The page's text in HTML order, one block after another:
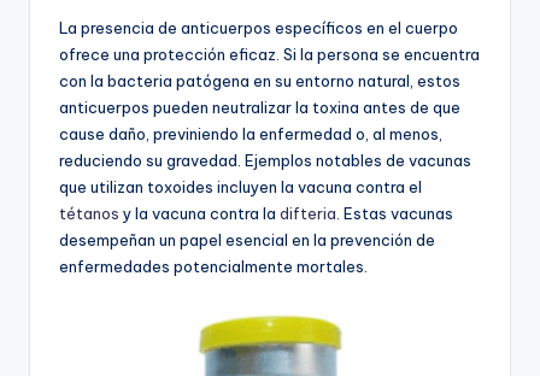
La presencia de anticuerpos específicos en el cuerpo
ofrece una protección eficaz. Si la persona se encuentra
con la bacteria patógena en su entorno natural, estos
anticuerpos pueden neutralizar la toxina antes de que
cause daño, previniendo la enfermedad o, al menos,
reduciendo su gravedad. Ejemplos notables de vacunas
que utilizan toxoides incluyen la vacuna contra el
tétanos y la vacuna contra la difteria. Estas vacunas
desempeñan un papel esencial en la prevención de
enfermedades potencialmente mortales.